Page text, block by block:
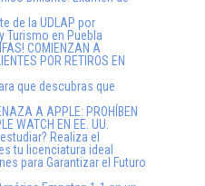
de la UDLAP por
Turismo en Puebla
COMIENZAN A
POR RETIROS EN
que descubras que
A APPLE: PROHÍBEN
WATCH EN EE. UU.
Realiza el
tu licenciatura ideal
para Garantizar el Futuro